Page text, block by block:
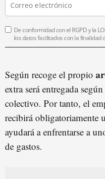
De conformidad con el RGPD y la
los datos facilitados con la
Según recoge el propio
extra será entregada
colectivo. Por tanto, el
recibirá obligatoriamente
ayudará a enfrentarse a
de gastos.